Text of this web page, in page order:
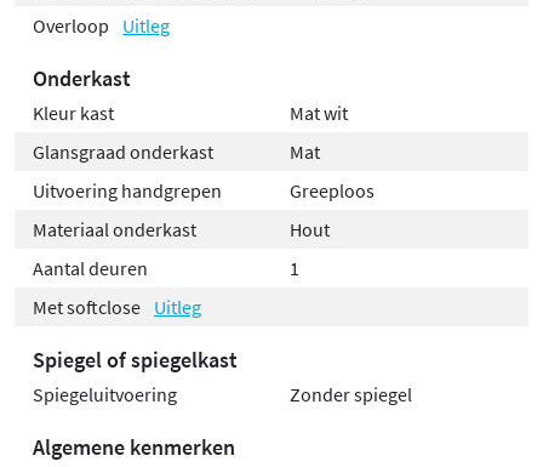
Overloop
Uitleg
Onderkast
Kleur kast
Mat wit
Glansgraad onderkast
Mat
Uitvoering handgrepen
Greeploos
Materiaal onderkast
Hout
Aantal deuren
1
Met softclose Uitleg
Spiegel of spiegelkast
Spiegeluitvoering Zonder spiegel
Algemene kenmerken